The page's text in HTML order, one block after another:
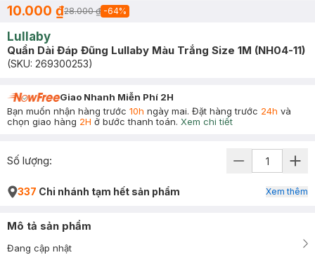
10.000 ₫28.000 ₫ -64%
Lullaby
Quần Dài Đáp Đũng Lullaby Màu Trắng Size 1M (NH04-11)
(SKU: 269300253)
Giao Nhanh Miễn Phí 2H
Bạn muốn nhận hàng trước 10h ngày mai. Đặt hàng trước 24h và
chọn giao hàng 2H ở bước thanh toán. Xem chi tiết
Số lượng:
337 Chi nhánh tạm hết sản phẩm Xem thêm
Mô tả sản phẩm
Đang cập nhật